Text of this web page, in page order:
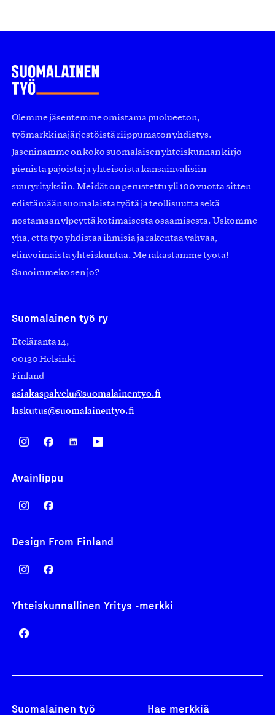
Olemme jäsentemme omistama puolueeton,
työmarkkinajärjestöistä riippumaton yhdistys.
Jäseninämme on koko suomalaisen yhteiskunnan kirjo
pienistä pajoista ja yhteisöistä kansainvälisiin
suuryrityksiin. Meidät on perustettu yli 100 vuotta sitten
edistämään suomalaista työtä ja teollisuutta sekä
nostamaan ylpeyttä kotimaisesta osaamisesta. Uskomme
yhä, että työ yhdistää ihmisiä ja rakentaa vahvaa,
elinvoimaista yhteiskuntaa. Me rakastamme työtä!
Sanoimmeko sen jo?
Suomalainen työ ry
Eteläranta 14,
00130 Helsinki
Finland
asiakaspalvelu@suomalainentyo.fi
laskutus@suomalainentyo.fi
Avainlippu
Design From Finland
Yhteiskunnallinen Yritys -merkki
Suomalainen työ Hae merkkiä